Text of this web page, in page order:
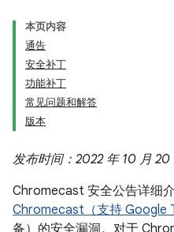
本页内容
通告
安全补丁
功能补丁
常见问题和解答
版本
发布时间：2022 年 10 月 20
Chromecast 安全公告详细
Chromecast（支持 Google
备）的安全漏洞。对于